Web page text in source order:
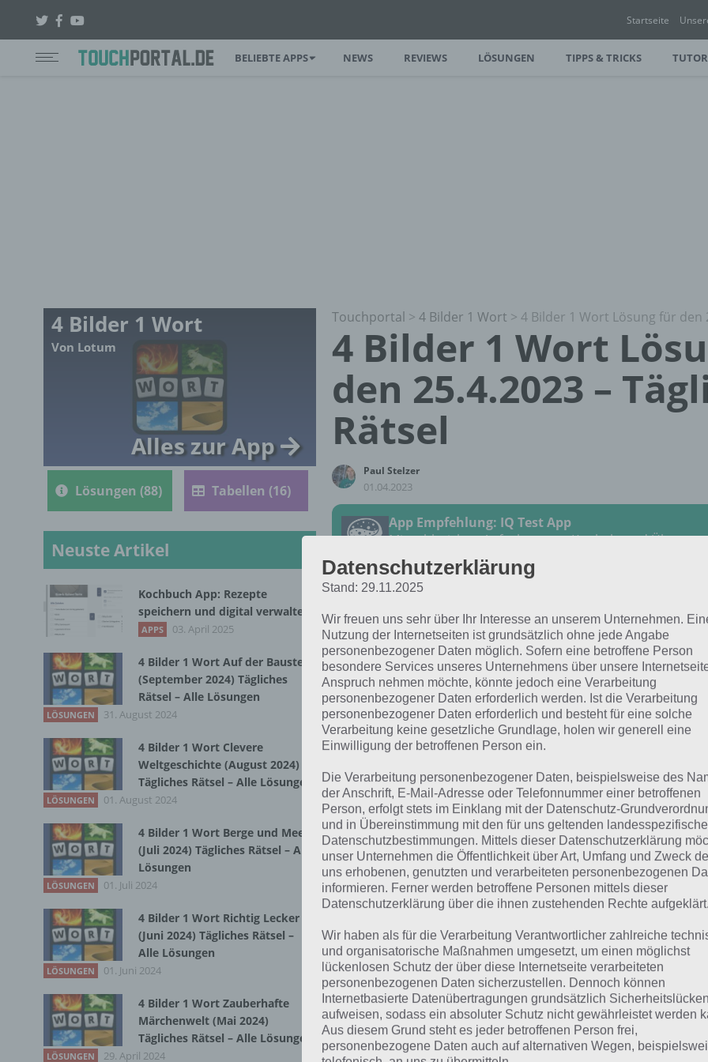
Startseite
BELIEBTE APPS NEWS REVIEWS LÖSUNGEN TIPPS & TRICKS
Touchportal > 4 Bilder 1 Wort > 4 Bilder 1 Wort Lösung für den
4 Bilder 1 Wort
den 25.4.2023 –
Rätsel
Paul Stelzer
01.04.2023
App Empfehlung: IQ Test App
Mit zahlreichen Aufgaben zum Knobeln und Üben
JETZT KOSTENLOS HERUNTERLADEN
Die Lösung für das tägliche Rätsel vom 25.4.2023 zu Ach,
Bilder 1 Wort. Wenn du dort aktuell feststeckst, hier die
KÜSSEN
Du suchst eine andere Lösung?
Rätsel aus dem Jahr 2022:Schau mal, was vor einem Jahr,
gesucht war
Zur Übersicht:4 Bilder 1 Wort Lösungen zu Ach, wie Süß im
4 Bilder 1 Wort
Von Lotum
Alles zur App
Lösungen (88) Tabellen (16)
Neuste Artikel
Kochbuch App: Rezepte
speichern und digital verwalten
APPS 03. April 2025
4 Bilder 1 Wort Auf der Baustelle
(September 2024) Tägliches
Rätsel – Alle Lösungen
LÖSUNGEN 31. August 2024
4 Bilder 1 Wort Clevere
Weltgeschichte (August 2024)
Tägliches Rätsel – Alle Lösungen
LÖSUNGEN 01. August 2024
4 Bilder 1 Wort Berge und Meer
(Juli 2024) Tägliches Rätsel – Alle
Lösungen
LÖSUNGEN 01. Juli 2024
4 Bilder 1 Wort Richtig Lecker
(Juni 2024) Tägliches Rätsel –
Alle Lösungen
LÖSUNGEN 01. Juni 2024
4 Bilder 1 Wort Zauberhafte
Märchenwelt (Mai 2024)
Tägliches Rätsel – Alle Lösungen
LÖSUNGEN 29. April 2024
Datenschutzerklärung
Stand: 29.11.2025
Wir freuen uns sehr über Ihr Interesse an unserem Unternehmen.
Nutzung der Internetseiten ist grundsätzlich ohne jede Angabe
personenbezogener Daten möglich. Sofern eine betroffene Person
besondere Services unseres Unternehmens über unsere
Anspruch nehmen möchte, könnte jedoch eine Verarbeitung
personenbezogener Daten erforderlich werden. Ist die Verarbeitung
personenbezogener Daten erforderlich und besteht für eine solche
Verarbeitung keine gesetzliche Grundlage, holen wir generell eine
Einwilligung der betroffenen Person ein.
Die Verarbeitung personenbezogener Daten, beispielsweise des
der Anschrift, E-Mail-Adresse oder Telefonnummer einer betroffenen
Person, erfolgt stets im Einklang mit der Datenschutz-
und in Übereinstimmung mit den für uns geltenden
Datenschutzbestimmungen. Mittels dieser Datenschutzerklärung
unser Unternehmen die Öffentlichkeit über Art, Umfang und Zweck
uns erhobenen, genutzten und verarbeiteten personenbezogenen
informieren. Ferner werden betroffene Personen mittels dieser
Datenschutzerklärung über die ihnen zustehenden Rechte aufgeklärt.
Wir haben als für die Verarbeitung Verantwortlicher zahlreiche
und organisatorische Maßnahmen umgesetzt, um einen möglichst
lückenlosen Schutz der über diese Internetseite verarbeiteten
personenbezogenen Daten sicherzustellen. Dennoch können
Internetbasierte Datenübertragungen grundsätzlich Sicherheitslücken
aufweisen, sodass ein absoluter Schutz nicht gewährleistet werden
Aus diesem Grund steht es jeder betroffenen Person frei,
personenbezogene Daten auch auf alternativen Wegen,